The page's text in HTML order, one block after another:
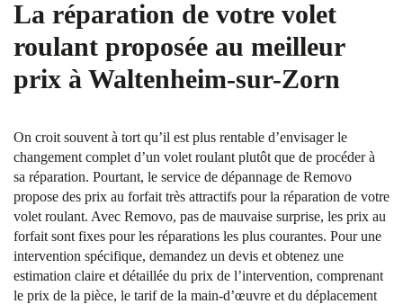
La réparation de votre volet
roulant proposée au meilleur
prix à Waltenheim-sur-Zorn
On croit souvent à tort qu’il est plus rentable d’envisager le
changement complet d’un volet roulant plutôt que de procéder à
sa réparation. Pourtant, le service de dépannage de Removo
propose des prix au forfait très attractifs pour la réparation de votre
volet roulant. Avec Removo, pas de mauvaise surprise, les prix au
forfait sont fixes pour les réparations les plus courantes. Pour une
intervention spécifique, demandez un devis et obtenez une
estimation claire et détaillée du prix de l’intervention, comprenant
le prix de la pièce, le tarif de la main-d’œuvre et du déplacement